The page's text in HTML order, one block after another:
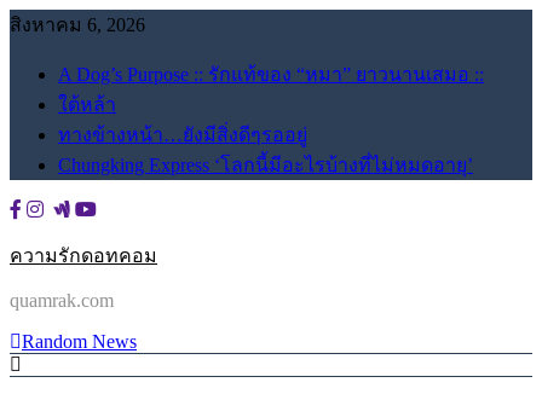
Skip
สิงหาคม 6, 2026
A Dog’s Purpose :: รักแท้ของ “หมา” ยาวนานเสมอ ::
ใต้หล้า
ทางข้างหน้า…ยังมีสิ่งดีๆรออยู่
Chungking Express ‘โลกนี้มีอะไรบ้างที่ไม่หมดอายุ’
ความรักดอทคอม
quamrak.com
Random News